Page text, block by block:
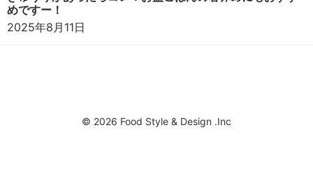
めですー！
2025年8月11日
© 2026 Food Style & Design .Inc